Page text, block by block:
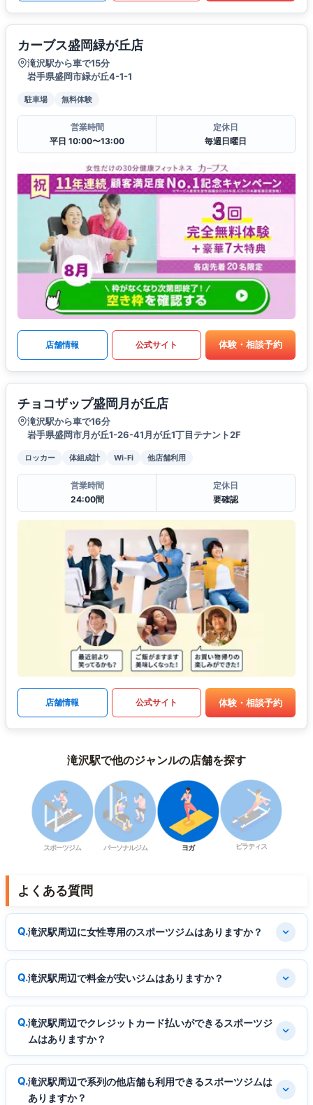
カーブス盛岡緑が丘店
滝沢駅から車で15分
岩手県盛岡市緑が丘4-1-1
駐車場 無料体験
営業時間
平日 10:00〜13:00
定休日
毎週日曜日
店舗情報 公式サイト 体験・相談予約
チョコザップ盛岡月が丘店
滝沢駅から車で16分
岩手県盛岡市月が丘1-26-41月が丘1丁目テナント2F
ロッカー 体組成計 Wi-Fi 他店舗利用
営業時間
24:00間
定休日
要確認
店舗情報 公式サイト 体験・相談予約
滝沢駅で他のジャンルの店舗を探す
スポーツジム パーソナルジム ヨガ ピラティス
よくある質問
滝沢駅周辺に女性専用のスポーツジムはありますか？
滝沢駅周辺で料金が安いジムはありますか？
滝沢駅周辺でクレジットカード払いができるスポーツジ
ムはありますか？
滝沢駅周辺で系列の他店舗も利用できるスポーツジムは
ありますか？